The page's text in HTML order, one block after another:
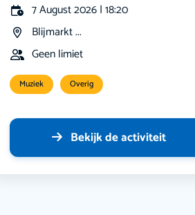
7 August 2026 | 18:20
Blijmarkt ...
Geen limiet
Muziek Overig
Bekijk de activiteit